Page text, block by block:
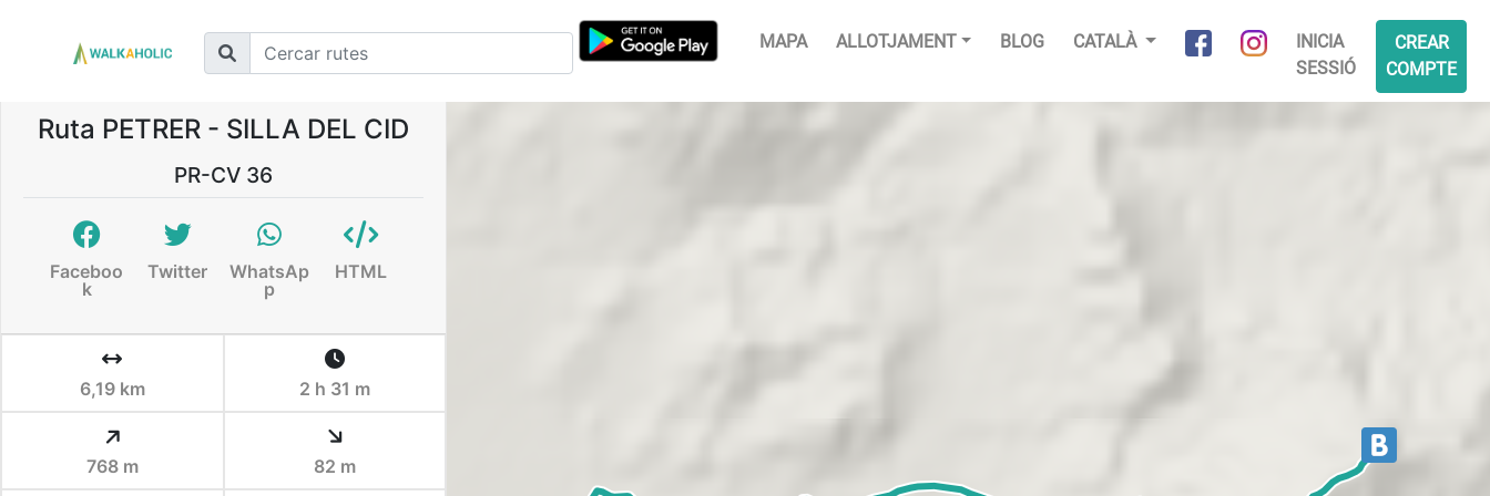
MAPA ALLOTJAMENT BLOG CATALÀ
INICIA
SESSIÓ
CREAR
COMPTE
Ruta PETRER - SILLA DEL CID
PR-CV 36
Faceboo
k
Twitter
WhatsAp
p
HTML
6,19 km 2 h 31 m
768 m 82 m